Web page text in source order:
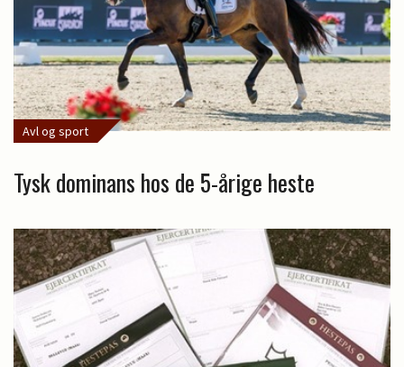
Avl og sport
Tysk dominans hos de 5-årige heste